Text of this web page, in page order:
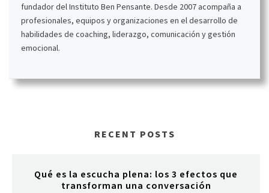
fundador del Instituto Ben Pensante. Desde 2007 acompaña a
profesionales, equipos y organizaciones en el desarrollo de
habilidades de coaching, liderazgo, comunicación y gestión
emocional.
RECENT POSTS
Qué es la escucha plena: los 3 efectos que
transforman una conversación